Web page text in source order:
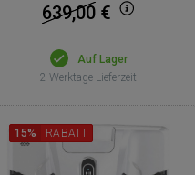
639,00 €
Auf Lager
2 Werktage Lieferzeit
15% RABATT